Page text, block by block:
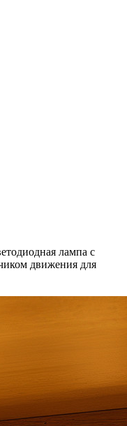
лампа с
движения для